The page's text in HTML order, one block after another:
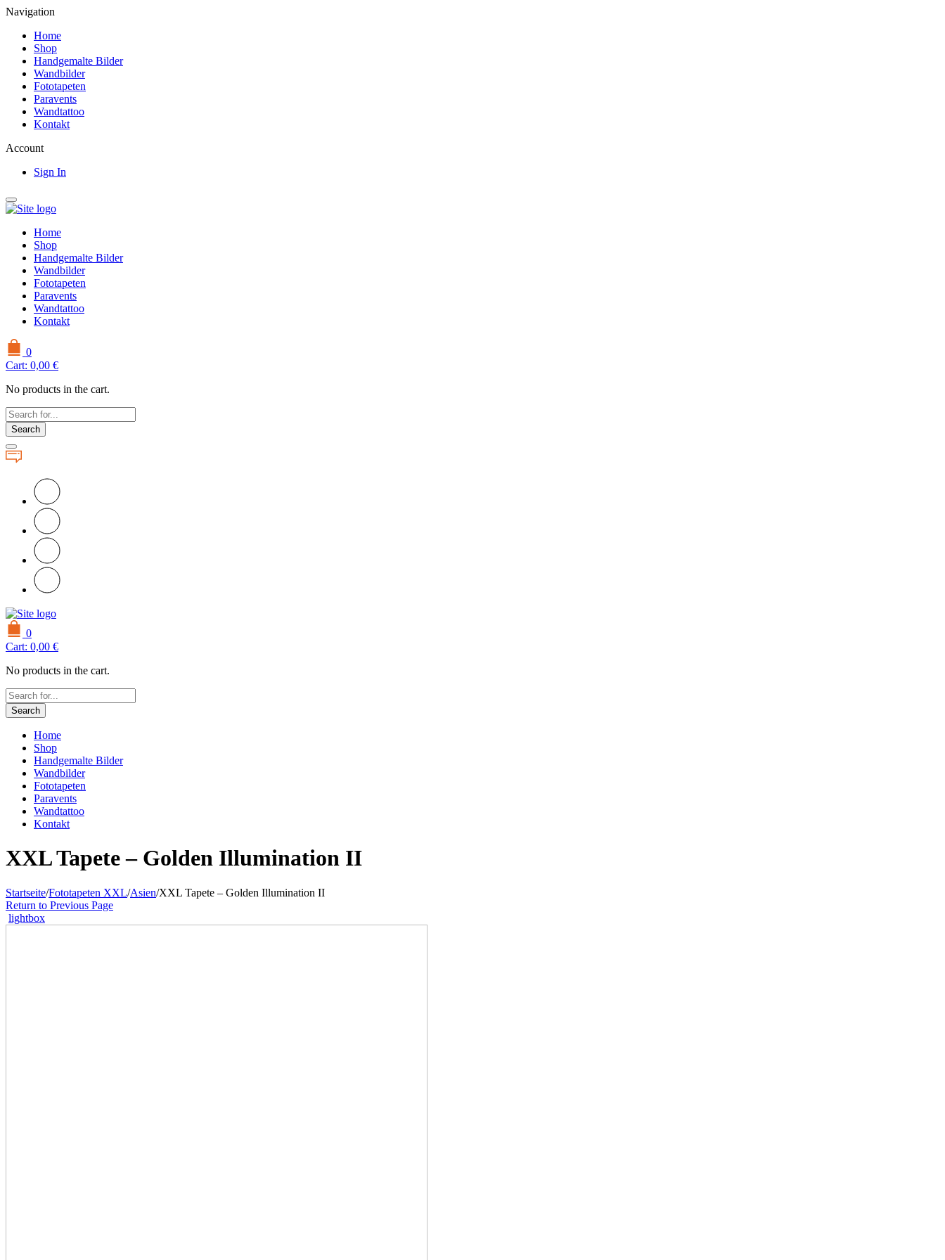
Navigation
Home
Shop
Handgemalte Bilder
Wandbilder
Fototapeten
Paravents
Wandtattoo
Kontakt
Account
Sign In
Home
Shop
Handgemalte Bilder
Wandbilder
Fototapeten
Paravents
Wandtattoo
Kontakt
0
Cart: 0,00 €
No products in the cart.
Search
0
Cart: 0,00 €
No products in the cart.
Search
Home
Shop
Handgemalte Bilder
Wandbilder
Fototapeten
Paravents
Wandtattoo
Kontakt
XXL Tapete – Golden Illumination II
Startseite/Fototapeten XXL/Asien/XXL Tapete – Golden Illumination II
Return to Previous Page
lightbox